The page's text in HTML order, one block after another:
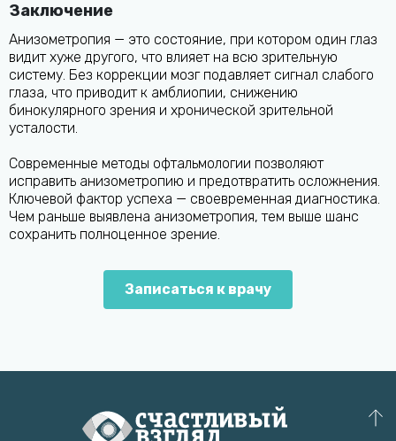
Заключение
Анизометропия — это состояние, при котором один глаз
видит хуже другого, что влияет на всю зрительную
систему. Без коррекции мозг подавляет сигнал слабого
глаза, что приводит к амблиопии, снижению
бинокулярного зрения и хронической зрительной
усталости.
Современные методы офтальмологии позволяют
исправить анизометропию и предотвратить осложнения.
Ключевой фактор успеха — своевременная диагностика.
Чем раньше выявлена анизометропия, тем выше шанс
сохранить полноценное зрение.
Записаться к врачу